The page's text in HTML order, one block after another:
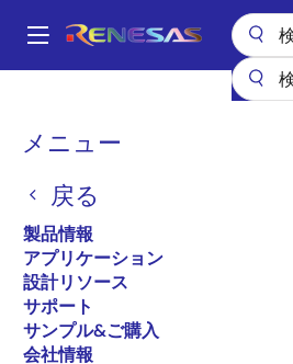
ン
Main
メニュー
戻る
製品情報
アプリケーション
設計リソース
サポート
サンプル&ご購入
会社情報
パ
く
ず
データコンバータ